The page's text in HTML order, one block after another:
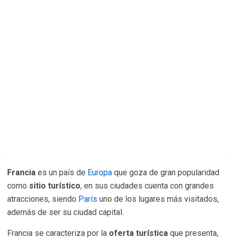
Francia es un país de Europa que goza de gran popularidad
como sitio turístico, en sus ciudades cuenta con grandes
atracciones, siendo París uno de los lugares más visitados,
además de ser su ciudad capital.
Francia se caracteriza por la oferta turística que presenta,